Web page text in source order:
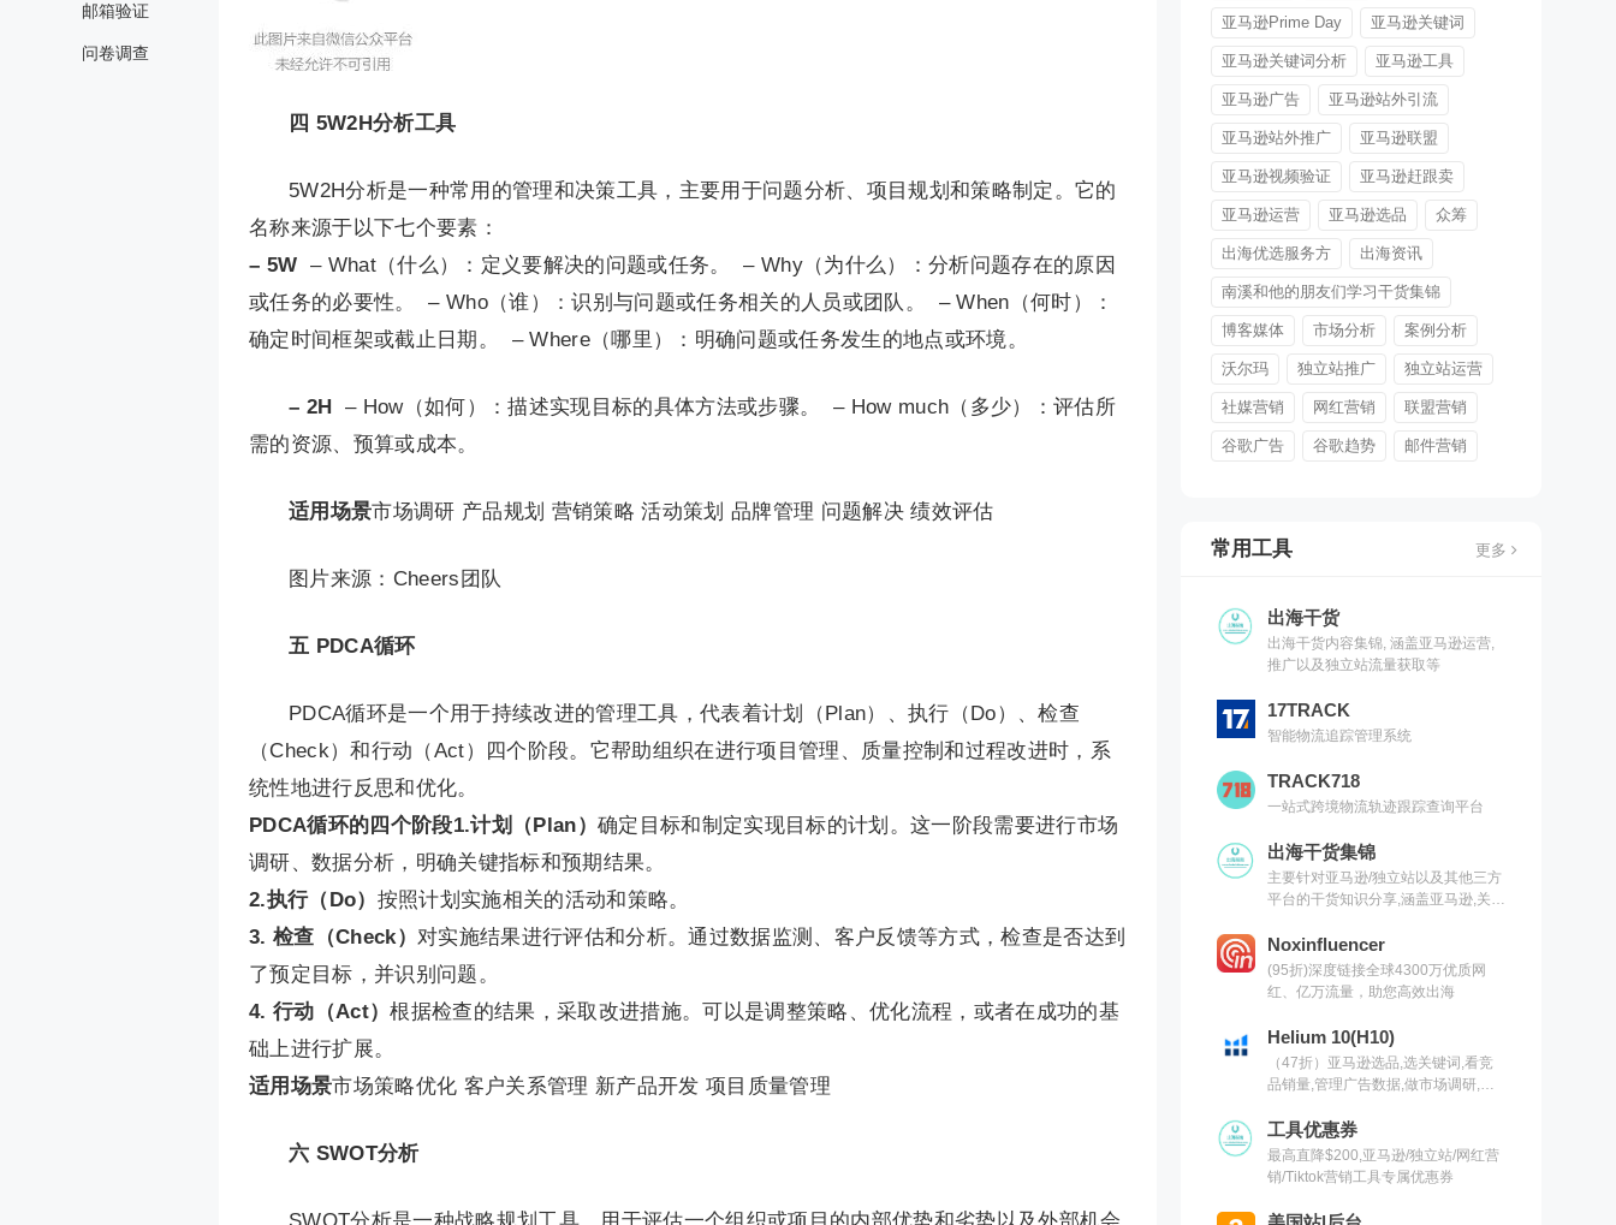
邮箱验证
问卷调查
四 5W2H分析工具
5W2H分析是一种常用的管理和决策工具，主要用于问题分析、项目规划和策略制定。它的
名称来源于以下七个要素：
– 5W – What（什么）：定义要解决的问题或任务。 – Why（为什么）：分析问题存在的原因
或任务的必要性。 – Who（谁）：识别与问题或任务相关的人员或团队。 – When（何时）：
确定时间框架或截止日期。 – Where（哪里）：明确问题或任务发生的地点或环境。
– 2H – How（如何）：描述实现目标的具体方法或步骤。 – How much（多少）：评估所
需的资源、预算或成本。
适用场景市场调研 产品规划 营销策略 活动策划 品牌管理 问题解决 绩效评估
图片来源：Cheers团队
五 PDCA循环
PDCA循环是一个用于持续改进的管理工具，代表着计划（Plan）、执行（Do）、检查
（Check）和行动（Act）四个阶段。它帮助组织在进行项目管理、质量控制和过程改进时，系
统性地进行反思和优化。
PDCA循环的四个阶段1.计划（Plan） 确定目标和制定实现目标的计划。这一阶段需要进行市场
调研、数据分析，明确关键指标和预期结果。
2.执行（Do） 按照计划实施相关的活动和策略。
3. 检查（Check） 对实施结果进行评估和分析。通过数据监测、客户反馈等方式，检查是否达到
了预定目标，并识别问题。
4. 行动（Act）根据检查的结果，采取改进措施。可以是调整策略、优化流程，或者在成功的基
础上进行扩展。
适用场景市场策略优化 客户关系管理 新产品开发 项目质量管理
六 SWOT分析
SWOT分析是一种战略规划工具，用于评估一个组织或项目的内部优势和劣势以及外部机会
亚马逊Prime Day 亚马逊关键词
亚马逊关键词分析 亚马逊工具
亚马逊广告 亚马逊站外引流
亚马逊站外推广 亚马逊联盟
亚马逊视频验证 亚马逊赶跟卖
亚马逊运营 亚马逊选品 众筹
出海优选服务方 出海资讯
南溪和他的朋友们学习干货集锦
博客媒体 市场分析 案例分析
沃尔玛 独立站推广 独立站运营
社媒营销 网红营销 联盟营销
谷歌广告 谷歌趋势 邮件营销
常用工具 更多
出海干货
出海干货内容集锦, 涵盖亚马逊运营,
推广以及独立站流量获取等
17TRACK
智能物流追踪管理系统
TRACK718
一站式跨境物流轨迹跟踪查询平台
出海干货集锦
主要针对亚马逊/独立站以及其他三方
平台的干货知识分享,涵盖亚马逊,关键
具以及出海干货集锦,欢迎关注
Noxinfluencer
(95折)深度链接全球4300万优质网
红、亿万流量，助您高效出海
Helium 10(H10)
（47折）亚马逊选品,选关键词,看竞
品销量,管理广告数据,做市场调研,有
工具优惠券
最高直降$200,亚马逊/独立站/网红营
销/Tiktok营销工具专属优惠券